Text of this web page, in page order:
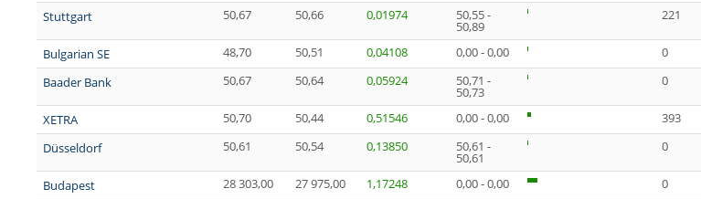
Stuttgart 50,67 50,66 0,01974 50,55 -
50,89
221
Bulgarian SE 48,70 50,51 0,04108 0,00 - 0,00 0
Baader Bank
50,67 50,64 0,05924 50,71 -
50,73
0
XETRA 50,70 50,44 0,51546 0,00 - 0,00 393
Düsseldorf
50,61 50,54 0,13850 50,61 -
50,61
0
Budapest 28 303,00 27 975,00 1,17248 0,00 - 0,00 0